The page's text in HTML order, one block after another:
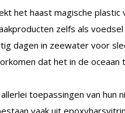
het haast magische
zelfs als
dagen in zeewater voor
dat het in de oceaan
toepassingen van hun
vaak uit